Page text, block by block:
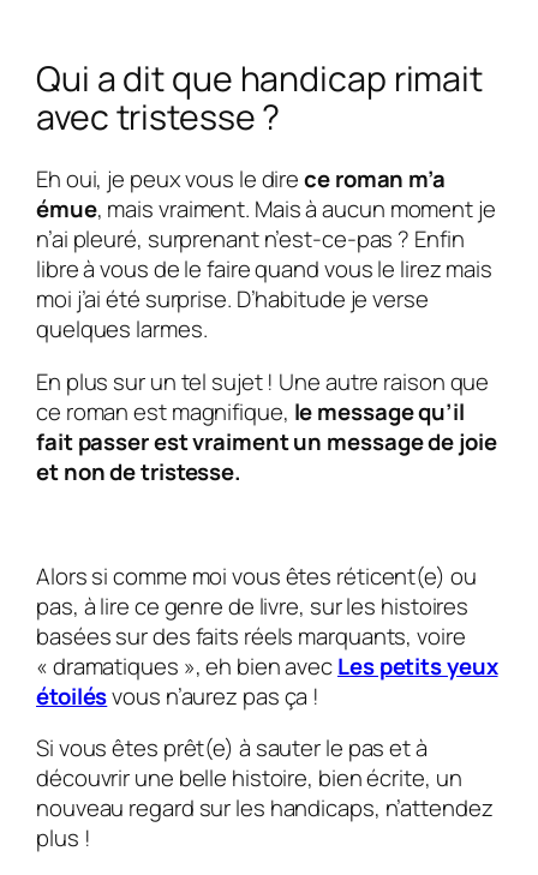
Qui a dit que handicap rimait
avec tristesse ?
Eh oui, je peux vous le direce roman m’a
émue, mais vraiment. Mais à aucun moment je
n’ai pleuré, surprenant n’est-ce-pas ? Enfin
libre à vous de le faire quand vous le lirez mais
moi j’ai été surprise. D’habitude je verse
quelques larmes.
En plus sur un tel sujet ! Une autre raison que
ce roman est magnifique, le message qu’il
fait passer est vraiment un message de joie
et non de tristesse.
Alors si comme moi vous êtes réticent(e) ou
pas, à lire ce genre de livre, sur les histoires
basées sur des faits réels marquants, voire
« dramatiques », eh bien avecLes petits yeux
étoilésvous n’aurez pas ça !
Si vous êtes prêt(e) à sauter le pas et à
découvrir une belle histoire, bien écrite, un
nouveau regard sur les handicaps, n’attendez
plus !